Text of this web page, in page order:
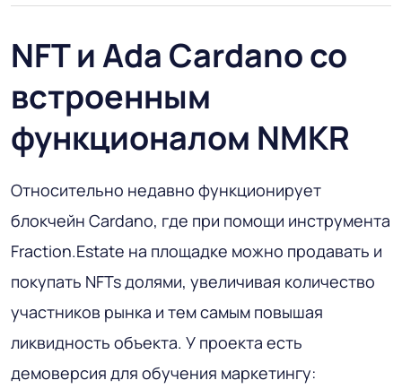
NFT и Ada Cardano со
встроенным
функционалом NMKR
Относительно недавно функционирует
блокчейн Cardano, где при помощи инструмента
Fraction.Estate на площадке можно продавать и
покупать NFTs долями, увеличивая количество
участников рынка и тем самым повышая
ликвидность объекта. У проекта есть
демоверсия для обучения маркетингу: